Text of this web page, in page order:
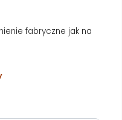
fabryczne jak na